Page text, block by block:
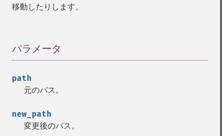
移動したりします。
パラメータ
path
元のパス。
new_path
変更後のパス。